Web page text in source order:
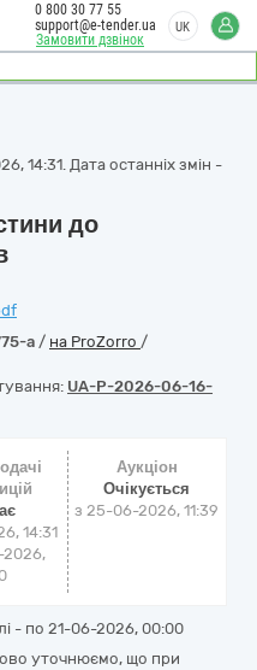
Замовити дзвінок
0 800 30 77 55
support@e-tender.ua
UK
14:31. Дата останніх змін -
до
a / на ProZorro /
UA-P-2026-06-16-
14:31
Аукціон
Очікується
з25-06-2026, 11:39
- по 21-06-2026, 00:00
уточнюємо, що при